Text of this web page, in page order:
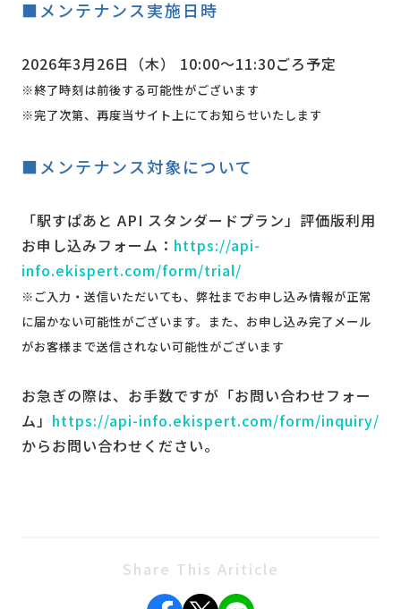
■メンテナンス実施日時
2026年3月26日（木） 10:00〜11:30ごろ予定
※終了時刻は前後する可能性がございます
※完了次第、再度当サイト上にてお知らせいたします
■メンテナンス対象について
「駅すぱあと API スタンダードプラン」評価版利用
お申し込みフォーム： https://api-
info.ekispert.com/form/trial/
※ご入力・送信いただいても、弊社までお申し込み情報が正常
に届かない可能性がございます。また、お申し込み完了メール
がお客様まで送信されない可能性がございます
お急ぎの際は、お手数ですが「お問い合わせフォー
ム」 https://api-info.ekispert.com/form/inquiry/
からお問い合わせください。
Share This Ariticle